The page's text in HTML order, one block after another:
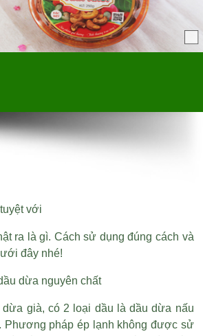
với
ra là gì. Cách sử dụng đúng cách và
đây nhé!
dừa nguyên chất
già, có 2 loại dầu là dầu dừa nấu
Phương pháp ép lạnh không được sử